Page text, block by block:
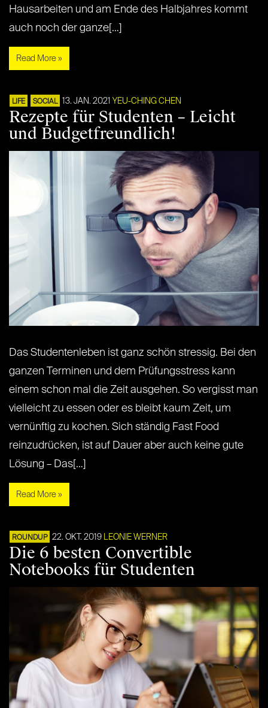
Hausarbeiten und am Ende des Halbjahres kommt
auch noch der ganze[…]
Read More »
LIFE SOCIAL 13. JAN. 2021 YEU-CHING CHEN
Rezepte für Studenten – Leicht
und Budgetfreundlich!
Das Studentenleben ist ganz schön stressig. Bei den
ganzen Terminen und dem Prüfungsstress kann
einem schon mal die Zeit ausgehen. So vergisst man
vielleicht zu essen oder es bleibt kaum Zeit, um
vernünftig zu kochen. Sich ständig Fast Food
reinzudrücken, ist auf Dauer aber auch keine gute
Lösung – Das[…]
Read More »
ROUNDUP 22. OKT. 2019 LEONIE WERNER
Die 6 besten Convertible
Notebooks für Studenten